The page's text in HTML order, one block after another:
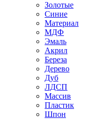
Золотые
Синие
Материал
МДФ
Эмаль
Акрил
Береза
Дерево
Дуб
ЛДСП
Массив
Пластик
Шпон